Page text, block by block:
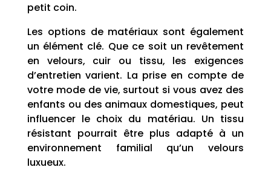
petit coin.
Les options de matériaux sont également
un élément clé. Que ce soit un revêtement
en velours, cuir ou tissu, les exigences
d’entretien varient. La prise en compte de
votre mode de vie, surtout si vous avez des
enfants ou des animaux domestiques, peut
influencer le choix du matériau. Un tissu
résistant pourrait être plus adapté à un
environnement familial qu’un velours
luxueux.